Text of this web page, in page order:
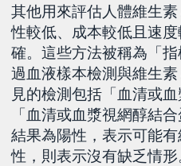
其他用來評估人體維生
性較低、成本較低且速
確。這些方法被稱為「
過血液樣本檢測與維生
見的檢測包括「血清或
「血清或血漿視網醇結
結果為陽性，表示可能
性，則表示沒有缺乏情形